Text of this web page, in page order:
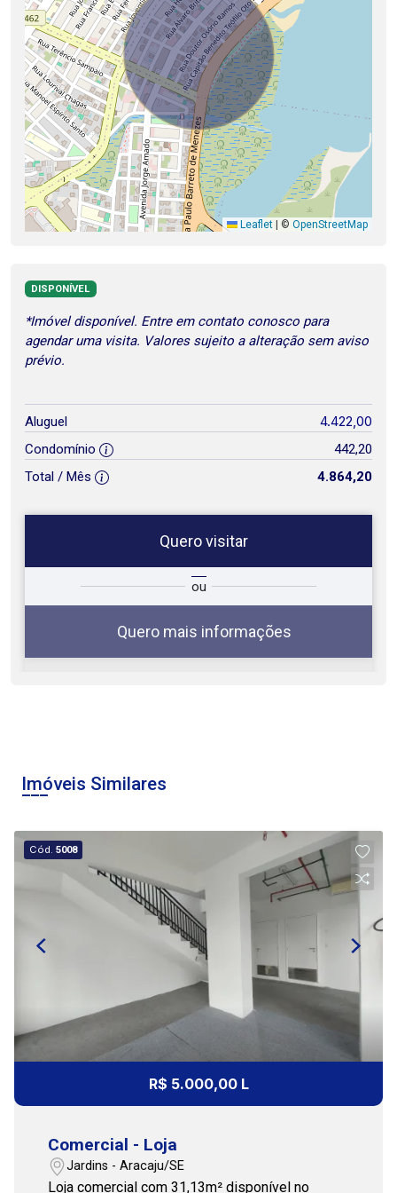
Leaflet | © OpenStreetMap
DISPONÍVEL
*Imóvel disponível. Entre em contato conosco para
agendar uma visita. Valores sujeito a alteração sem aviso
prévio.
Aluguel 4.422,00
Condomínio
442,20
Total / Mês
4.864,20
Quero visitar
ou
Quero mais informações
Qual o melhor dia e horário para
você?
07
Aug/Fri
10:00
11:00
12:00
13:00
14:00
Continuar
Imóveis Similares
Cód.5008
R$ 5.000,00 L
Comercial - Loja
Jardins - Aracaju/SE
Loja comercial com 31,13m² disponível no